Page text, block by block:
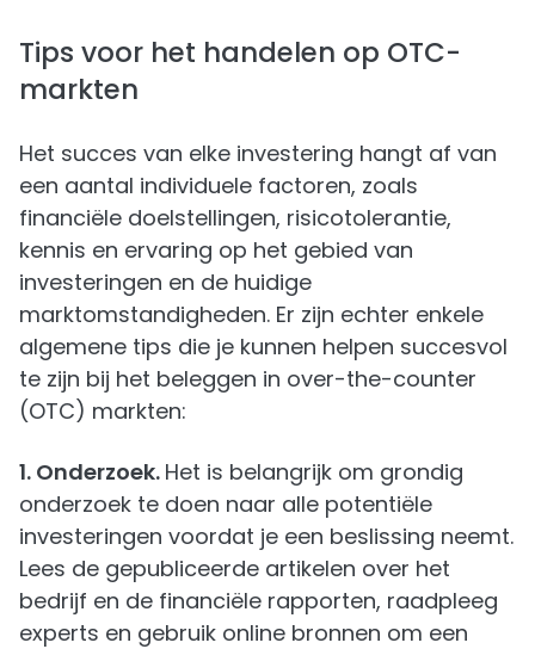
Tips voor het handelen op OTC-
markten
Het succes van elke investering hangt af van
een aantal individuele factoren, zoals
financiële doelstellingen, risicotolerantie,
kennis en ervaring op het gebied van
investeringen en de huidige
marktomstandigheden. Er zijn echter enkele
algemene tips die je kunnen helpen succesvol
te zijn bij het beleggen in over-the-counter
(OTC) markten:
1. Onderzoek. Het is belangrijk om grondig
onderzoek te doen naar alle potentiële
investeringen voordat je een beslissing neemt.
Lees de gepubliceerde artikelen over het
bedrijf en de financiële rapporten, raadpleeg
experts en gebruik online bronnen om een